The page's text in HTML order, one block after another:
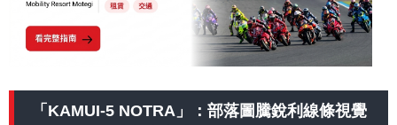
「KAMUI-5 NOTRA」：部落圖騰銳利線條視覺